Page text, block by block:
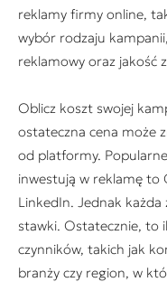
reklamy firmy online,
wybór rodzaju
reklamowy oraz jakość
Oblicz koszt swojej
ostateczna cena może
od platformy.
inwestują w reklamę to
LinkedIn. Jednak każda
stawki. Ostatecznie, to
czynników, takich jak
branży czy region, w